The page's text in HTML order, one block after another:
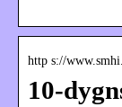
http s://
10-